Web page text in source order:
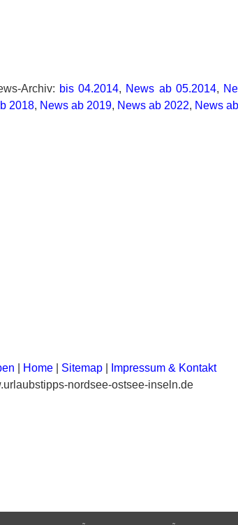
Archiv: bis 04.2014, News ab 05.2014,
2018, News ab 2019, News ab 2022, News
Home| Sitemap|
Impressum & Kontakt
nordsee-ostsee-inseln.de